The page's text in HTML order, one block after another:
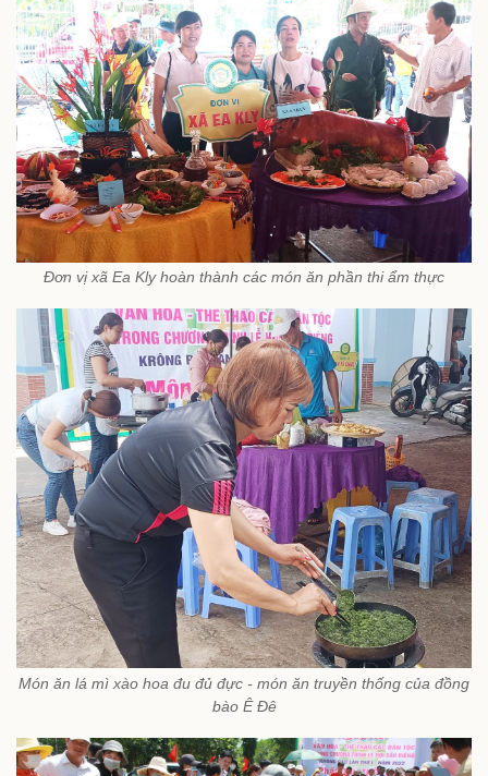
Đơn vị xã Ea Kly hoàn thành các món ăn phần thi ẩm thực
Món ăn lá mì xào hoa đu đủ đực - món ăn truyền thống của đồng
bào Ê Đê